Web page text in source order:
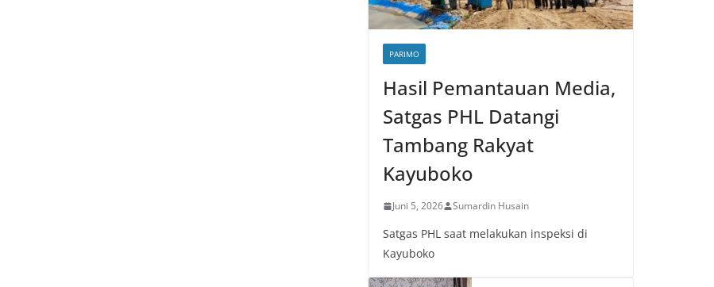
PARIMO
Hasil Pemantauan Media,
Satgas PHL Datangi
Tambang Rakyat
Kayuboko
Juni 5, 2026 Sumardin Husain
Satgas PHL saat melakukan inspeksi di
Kayuboko